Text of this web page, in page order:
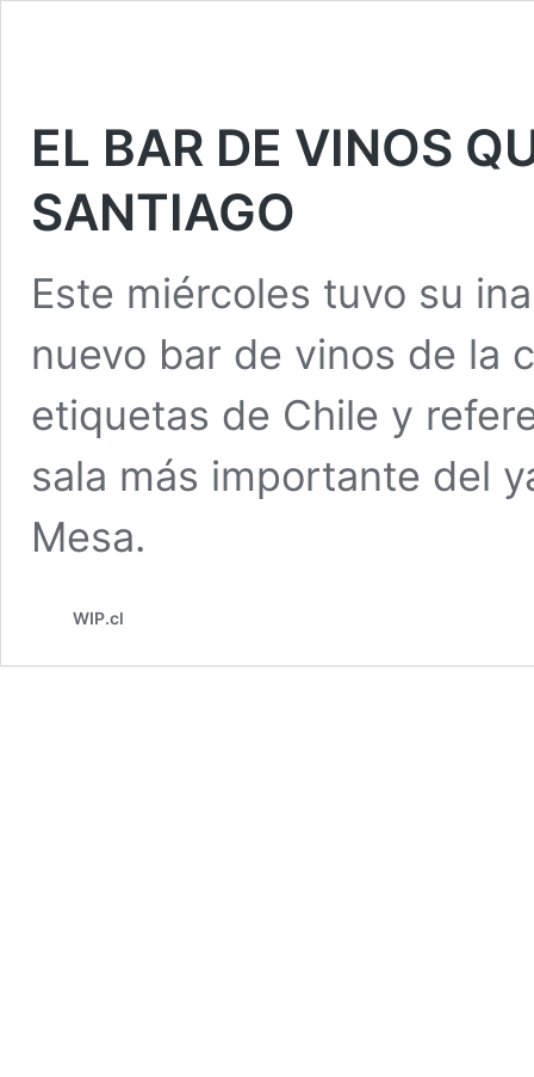
EL BAR DE VINOS
SANTIAGO
Este miércoles tuvo su
nuevo bar de vinos de la
etiquetas de Chile y
sala más importante del
Mesa.
WIP.cl